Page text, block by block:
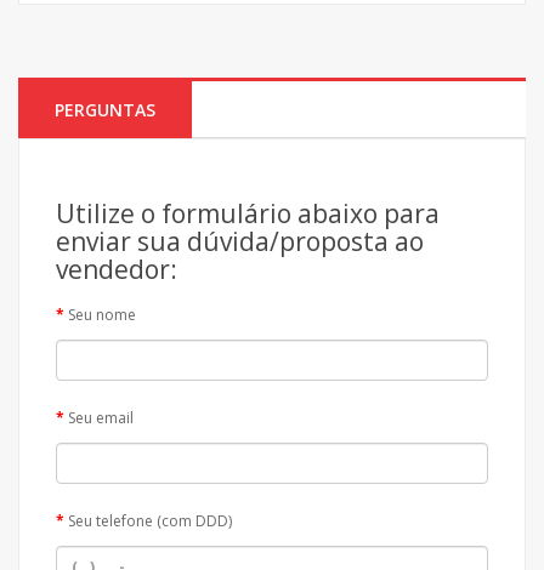
PERGUNTAS
Utilize o formulário abaixo para
enviar sua dúvida/proposta ao
vendedor:
Seu nome
Seu email
Seu telefone (com DDD)